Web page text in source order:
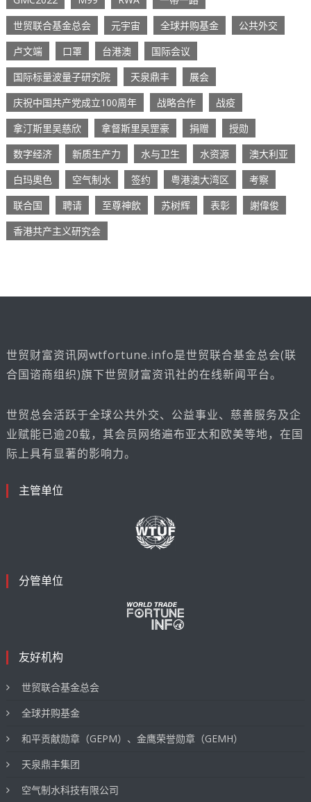
世贸联合基金总会
元宇宙 全球并购基金
公共外交
卢文端
口罩 台港澳
国际会议
国际标量波量子研究院
天泉鼎丰
展会
庆祝中国共产党成立100周年
战略合作
战疫
拿汀斯里吴慈欣
拿督斯里吴罡豪 捐赠
授勋
数字经济
新质生产力 水与卫生 水资源
澳大利亚
白玛奧色
空气制水 签约 粤港澳大湾区
考察
联合国
聘请 至尊神飲 苏树辉 表彰
謝偉俊
香港共产主义研究会
世贸财富资讯网wtfortune.info是世贸联合基金总会(联
合国谘商组织)旗下世贸财富资讯社的在线新闻平台。
世贸总会活跃于全球公共外交、公益事业、慈善服务及企
业赋能已逾20载，其会员网络遍布亚太和欧美等地，在国
际上具有显著的影响力。
主管单位
分管单位
友好机构
世贸联合基金总会
全球并购基金
和平贡献勋章（GEPM）、金鹰荣誉勋章（GEMH）
天泉鼎丰集团
空气制水科技有限公司